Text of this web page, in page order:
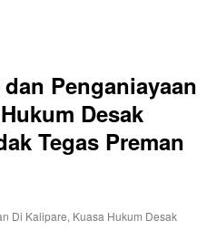
Penganiayaan
Desak
Tegas Preman